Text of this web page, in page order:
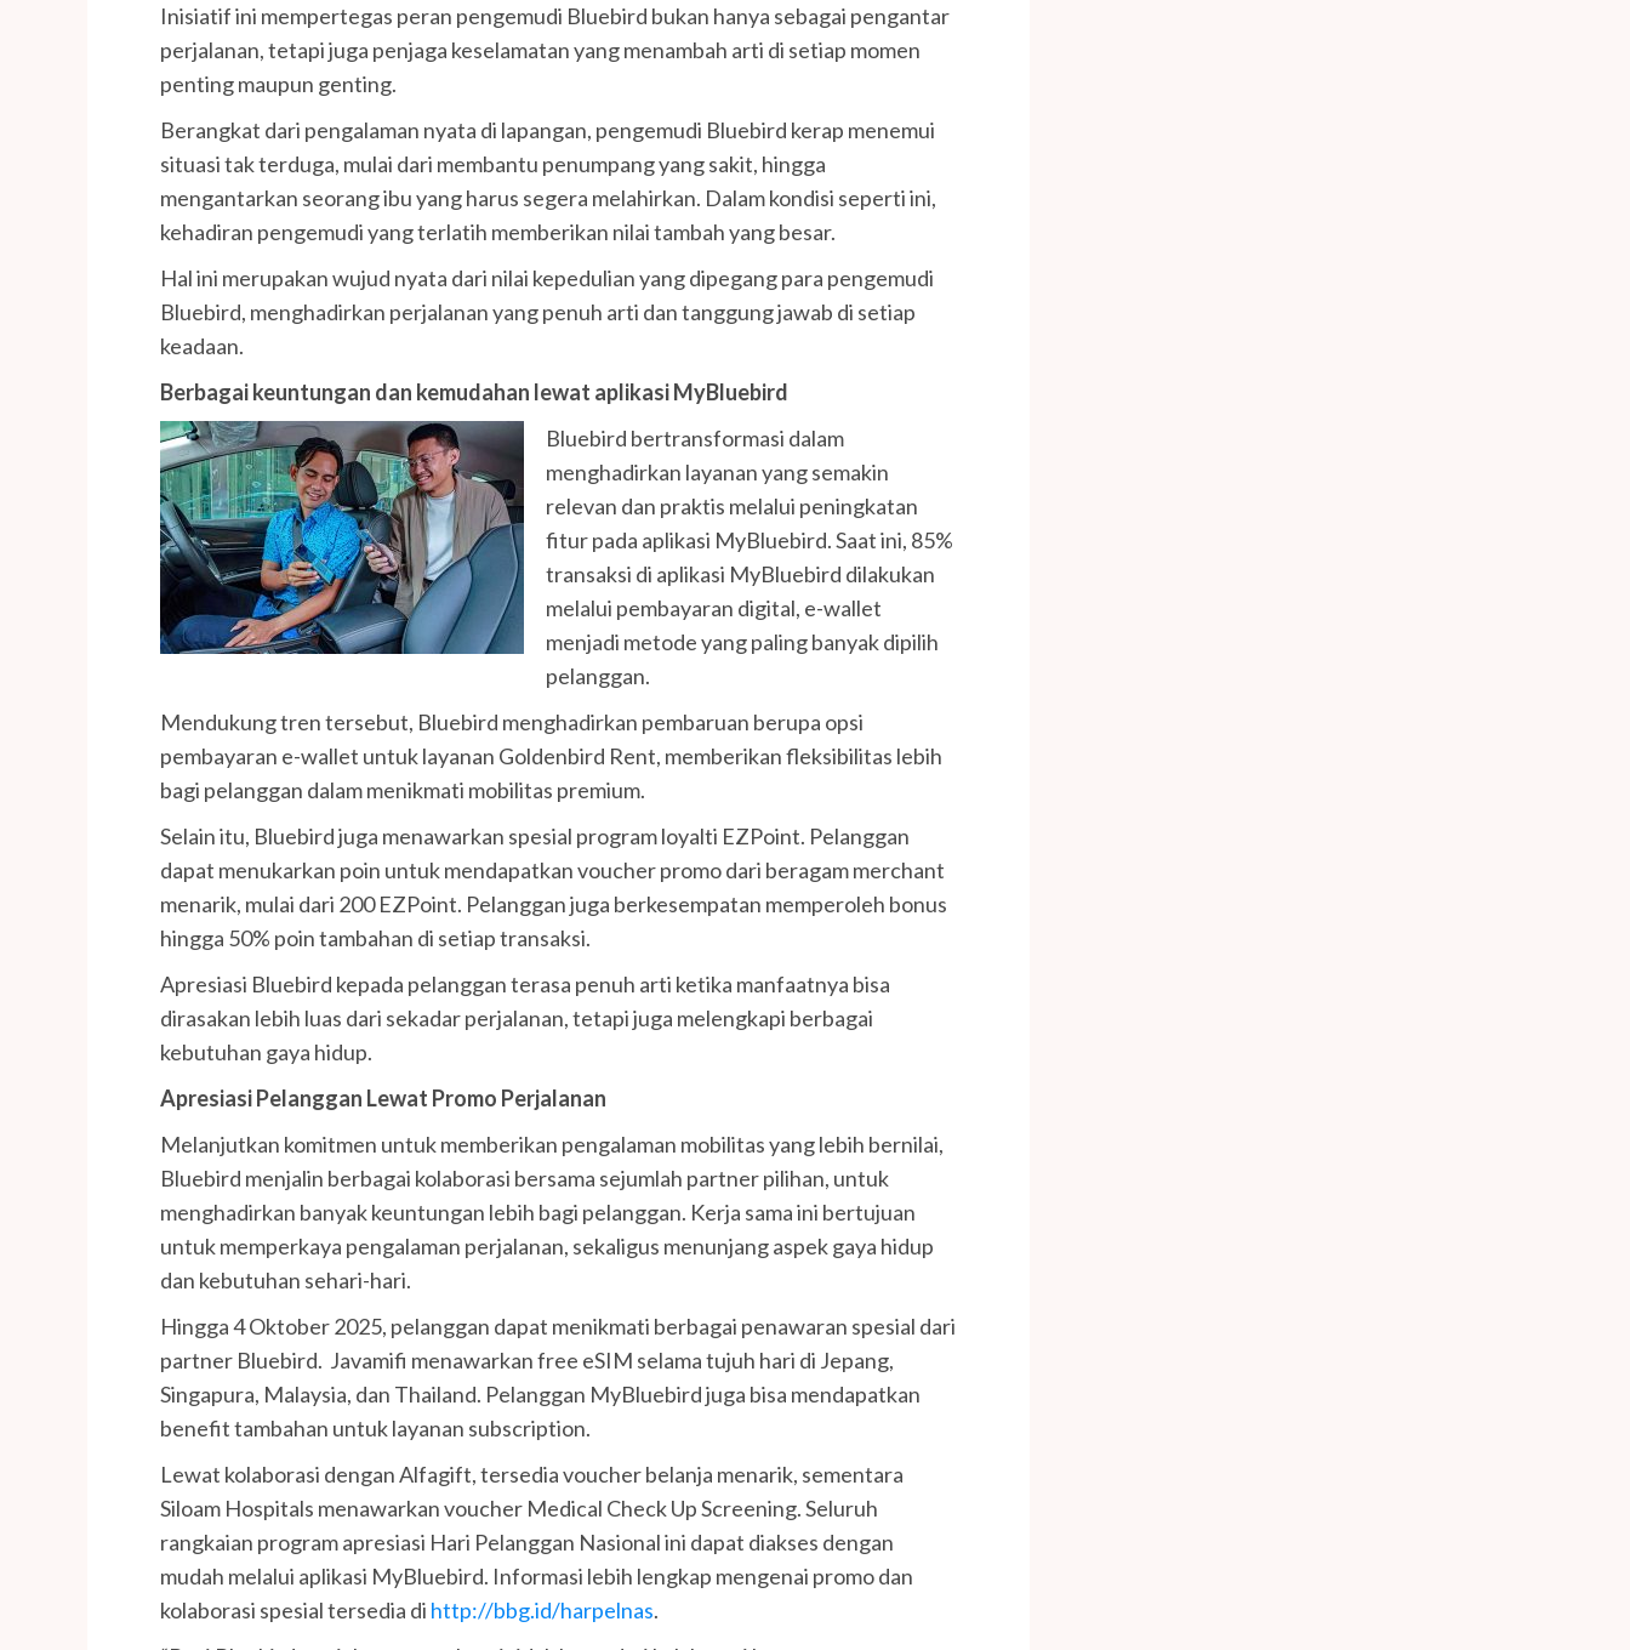
Inisiatif ini mempertegas peran pengemudi Bluebird bukan hanya sebagai pengantar
perjalanan, tetapi juga penjaga keselamatan yang menambah arti di setiap momen
penting maupun genting.
Berangkat dari pengalaman nyata di lapangan, pengemudi Bluebird kerap menemui
situasi tak terduga, mulai dari membantu penumpang yang sakit, hingga
mengantarkan seorang ibu yang harus segera melahirkan. Dalam kondisi seperti ini,
kehadiran pengemudi yang terlatih memberikan nilai tambah yang besar.
Hal ini merupakan wujud nyata dari nilai kepedulian yang dipegang para pengemudi
Bluebird, menghadirkan perjalanan yang penuh arti dan tanggung jawab di setiap
keadaan.
Berbagai keuntungan dan kemudahan lewat aplikasi MyBluebird
Bluebird bertransformasi dalam
menghadirkan layanan yang semakin
relevan dan praktis melalui peningkatan
fitur pada aplikasi MyBluebird. Saat ini, 85%
transaksi di aplikasi MyBluebird dilakukan
melalui pembayaran digital, e-wallet
menjadi metode yang paling banyak dipilih
pelanggan.
Mendukung tren tersebut, Bluebird menghadirkan pembaruan berupa opsi
pembayaran e-wallet untuk layanan Goldenbird Rent, memberikan fleksibilitas lebih
bagi pelanggan dalam menikmati mobilitas premium.
Selain itu, Bluebird juga menawarkan spesial program loyalti EZPoint. Pelanggan
dapat menukarkan poin untuk mendapatkan voucher promo dari beragam merchant
menarik, mulai dari 200 EZPoint. Pelanggan juga berkesempatan memperoleh bonus
hingga 50% poin tambahan di setiap transaksi.
Apresiasi Bluebird kepada pelanggan terasa penuh arti ketika manfaatnya bisa
dirasakan lebih luas dari sekadar perjalanan, tetapi juga melengkapi berbagai
kebutuhan gaya hidup.
Apresiasi Pelanggan Lewat Promo Perjalanan
Melanjutkan komitmen untuk memberikan pengalaman mobilitas yang lebih bernilai,
Bluebird menjalin berbagai kolaborasi bersama sejumlah partner pilihan, untuk
menghadirkan banyak keuntungan lebih bagi pelanggan. Kerja sama ini bertujuan
untuk memperkaya pengalaman perjalanan, sekaligus menunjang aspek gaya hidup
dan kebutuhan sehari-hari.
Hingga 4 Oktober 2025, pelanggan dapat menikmati berbagai penawaran spesial dari
partner Bluebird. Javamifi menawarkan free eSIM selama tujuh hari di Jepang,
Singapura, Malaysia, dan Thailand. Pelanggan MyBluebird juga bisa mendapatkan
benefit tambahan untuk layanan subscription.
Lewat kolaborasi dengan Alfagift, tersedia voucher belanja menarik, sementara
Siloam Hospitals menawarkan voucher Medical Check Up Screening. Seluruh
rangkaian program apresiasi Hari Pelanggan Nasional ini dapat diakses dengan
mudah melalui aplikasi MyBluebird. Informasi lebih lengkap mengenai promo dan
kolaborasi spesial tersedia di http://bbg.id/harpelnas.